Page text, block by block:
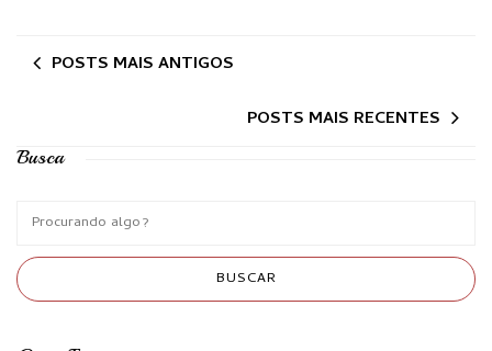
POSTS MAIS ANTIGOS
POSTS MAIS RECENTES
Busca